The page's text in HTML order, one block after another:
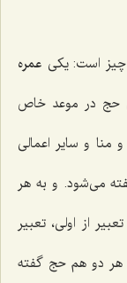
است: یکی عمره
حج در موعد خاص
و سایر اعمالی
می‌شود. و به هر
از اولی، تعبیر
هر دو هم حج گفته